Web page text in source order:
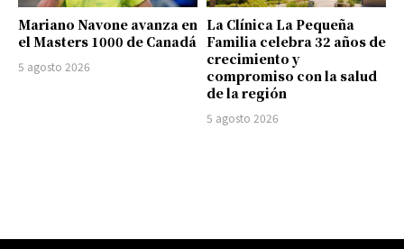
Mariano Navone avanza en
el Masters 1000 de Canadá
5 agosto 2026
La Clínica La Pequeña
Familia celebra 32 años de
crecimiento y
compromiso con la salud
de la región
5 agosto 2026